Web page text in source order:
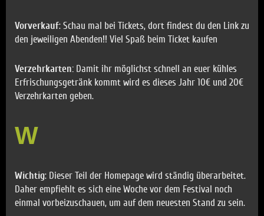
Vorverkauf: Schau mal bei Tickets, dort findest du den Link zu
den jeweiligen Abenden!! Viel Spaß beim Ticket kaufen
Verzehrkarten: Damit ihr möglichst schnell an euer kühles
Erfrischungsgetränk kommt wird es dieses Jahr 10€ und 20€
Verzehrkarten geben.
W
Wichtig: Dieser Teil der Homepage wird ständig überarbeitet.
Daher empfiehlt es sich eine Woche vor dem Festival noch
einmal vorbeizuschauen, um auf dem neuesten Stand zu sein.